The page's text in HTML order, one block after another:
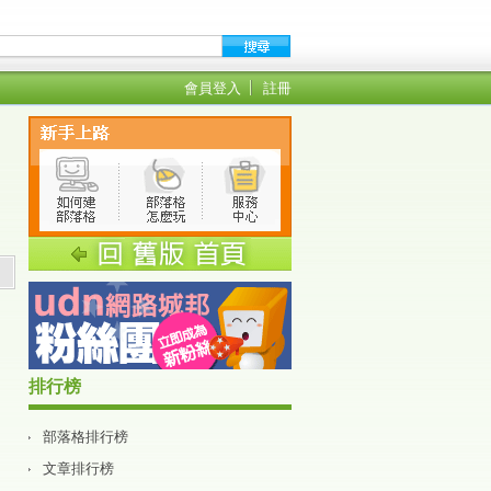
會員登入 註冊
排行榜
部落格排行榜
文章排行榜